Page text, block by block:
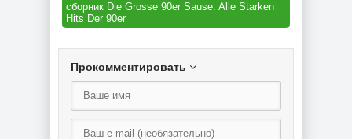
сборник Die Grosse 90er Sause: Alle Starken
Hits Der 90er
Прокомментировать